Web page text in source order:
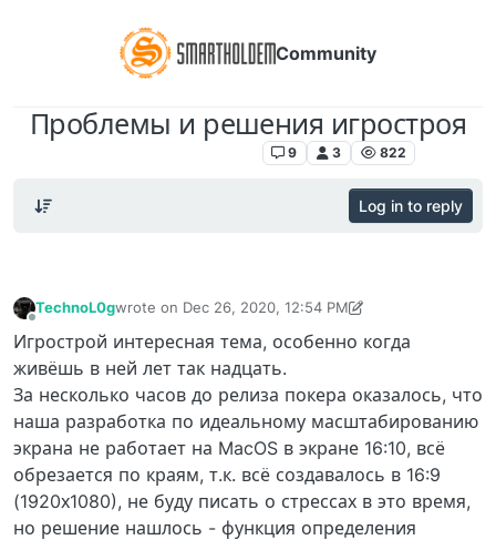
Community
Проблемы и решения игростроя
9 3 822
Log in to reply
TechnoL0gwrote on Dec 26, 2020, 12:54 PM
last edited by TechnoL0gDec 26, 2020, 1:04 PM
Игрострой интересная тема, особенно когда
живёшь в ней лет так надцать.
За несколько часов до релиза покера оказалось, что
наша разработка по идеальному масштабированию
экрана не работает на MacOS в экране 16:10, всё
обрезается по краям, т.к. всё создавалось в 16:9
(1920х1080), не буду писать о стрессах в это время,
но решение нашлось - функция определения